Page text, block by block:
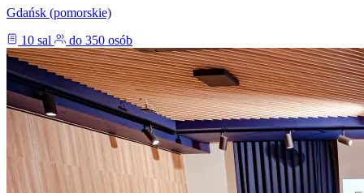
Gdańsk (pomorskie)
10 sal
do 350 osób